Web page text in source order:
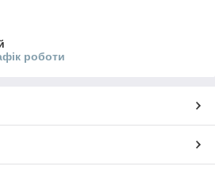
роботи